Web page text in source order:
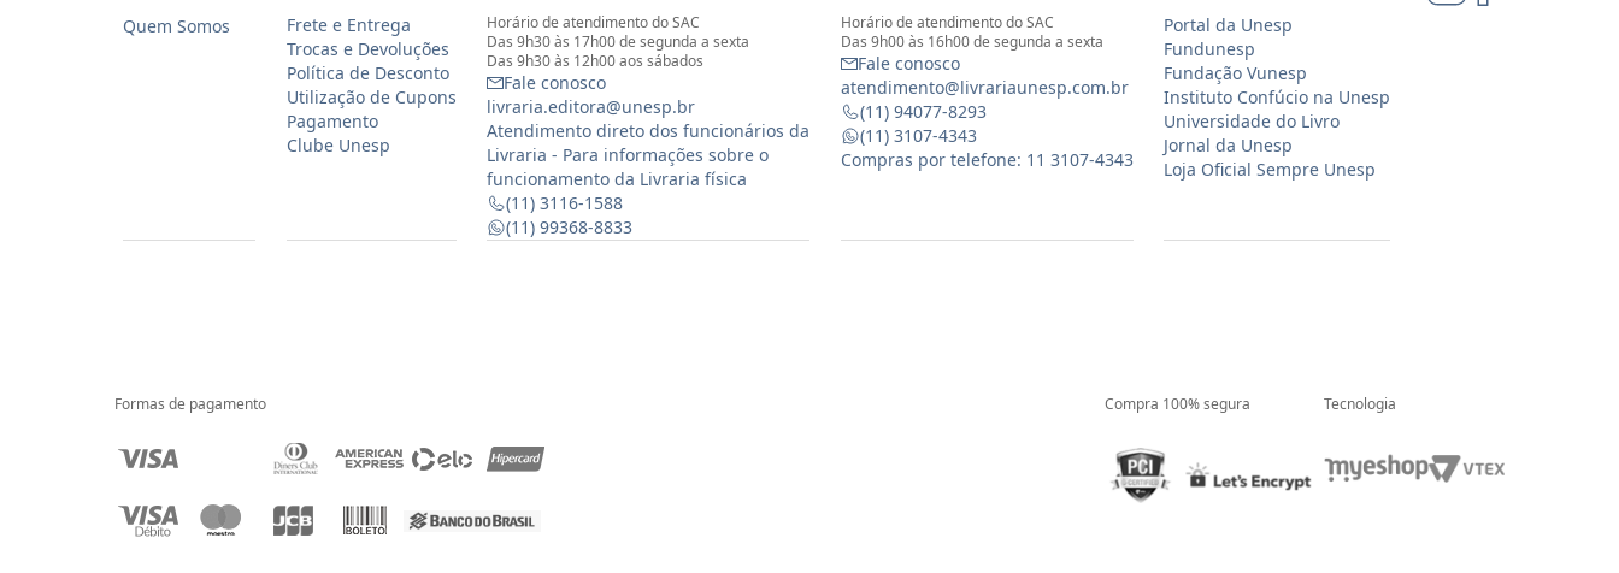
Quem Somos
Frete e Entrega
Trocas e Devoluções
Política de Desconto
Utilização de Cupons
Pagamento
Clube Unesp
Horário de atendimento do SAC
Das 9h30 às 17h00 de segunda a sexta
Das 9h30 às 12h00 aos sábados
Fale conosco
livraria.editora@unesp.br
Atendimento direto dos funcionários da
Livraria - Para informações sobre o
funcionamento da Livraria física
(11) 3116-1588
(11) 99368-8833
Horário de atendimento do SAC
Das 9h00 às 16h00 de segunda a sexta
Fale conosco
atendimento@livrariaunesp.com.br
(11) 94077-8293
(11) 3107-4343
Compras por telefone: 11 3107-4343
Portal da Unesp
Fundunesp
Fundação Vunesp
Instituto Confúcio na Unesp
Universidade do Livro
Jornal da Unesp
Loja Oficial Sempre Unesp
Formas de pagamento Compra 100% segura Tecnologia